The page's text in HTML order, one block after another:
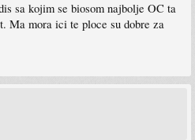
sa kojim se biosom najbolje OC ta
Ma mora ici te ploce su dobre za